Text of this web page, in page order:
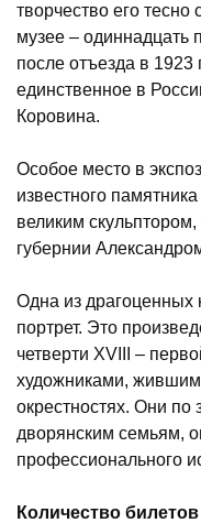
творчество его
музее – одиннадцать
после отъезда в 1923
единственное в
Коровина.
Особое место в
известного
великим
губернии
Одна из драгоценных
портрет. Это
четверти XVIII –
художниками,
окрестностях. Они по
дворянским семьям,
профессионального
Количество